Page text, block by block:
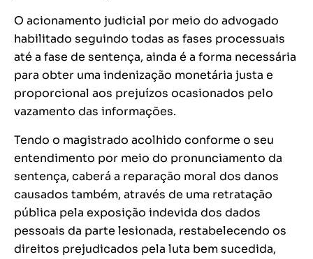
O acionamento judicial por meio do advogado
habilitado seguindo todas as fases processuais
até a fase de sentença, ainda é a forma necessária
para obter uma indenização monetária justa e
proporcional aos prejuízos ocasionados pelo
vazamento das informações.
Tendo o magistrado acolhido conforme o seu
entendimento por meio do pronunciamento da
sentença, caberá a reparação moral dos danos
causados também, através de uma retratação
pública pela exposição indevida dos dados
pessoais da parte lesionada, restabelecendo os
direitos prejudicados pela luta bem sucedida,